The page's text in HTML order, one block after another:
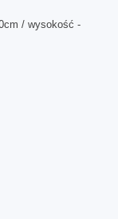
/ wysokość -